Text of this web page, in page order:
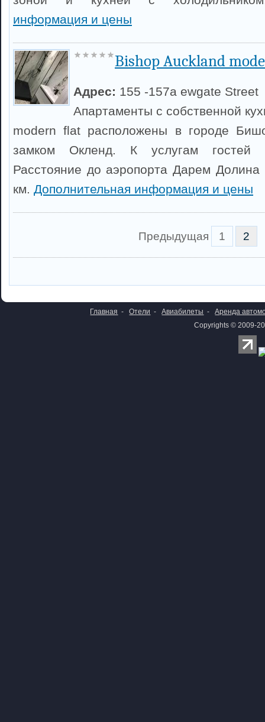
информация и цены
Bishop Auckland
Адрес: 155 -157a ewgate Street
Апартаменты с собственной
modern flat расположены в городе
замком Окленд. К услугам гостей
Расстояние до аэропорта Дарем Долина
км. Дополнительная информация и цены
Предыдущая 1 2
Главная - Отели - Авиабилеты -
Аренда
Copyrights © 2009-